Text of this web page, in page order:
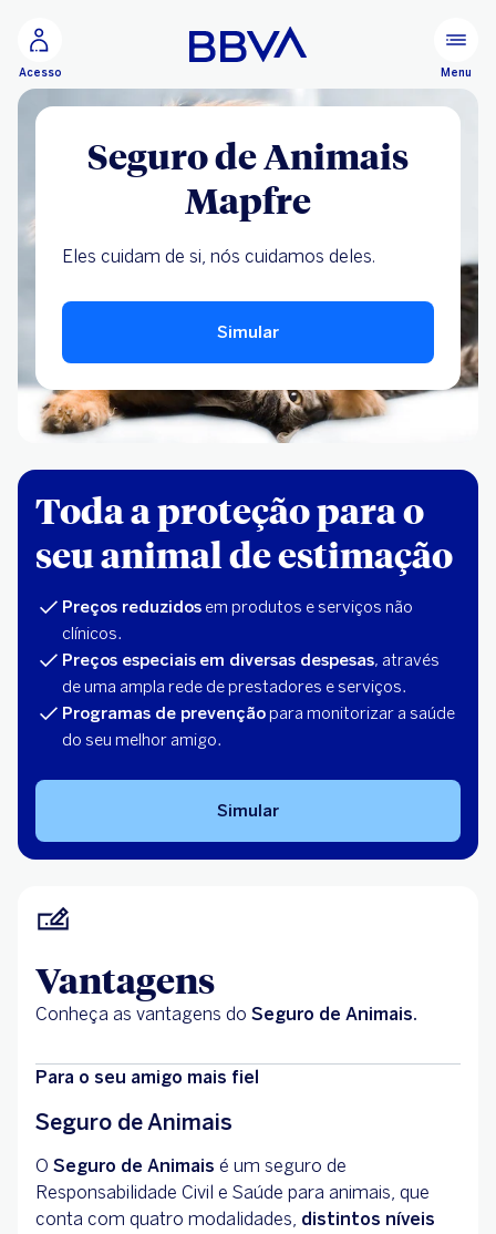
Configurar personalização
Acesso Menu
Seguro de Animais
Mapfre
Eles cuidam de si, nós cuidamos deles.
Simular
Toda a proteção para o
seu animal de estimação
Preços reduzidos em produtos e serviços não
clínicos.
Preços especiais em diversas despesas, através
de uma ampla rede de prestadores e serviços.
Programas de prevençãopara monitorizar a saúde
do seu melhor amigo.
Simular
Vantagens
Conheça as vantagens do Seguro de Animais.
Para o seu amigo mais fiel
Seguro de Animais
O Seguro de Animais é um seguro de
Responsabilidade Civil e Saúde para animais, que
conta com quatro modalidades, distintos níveis